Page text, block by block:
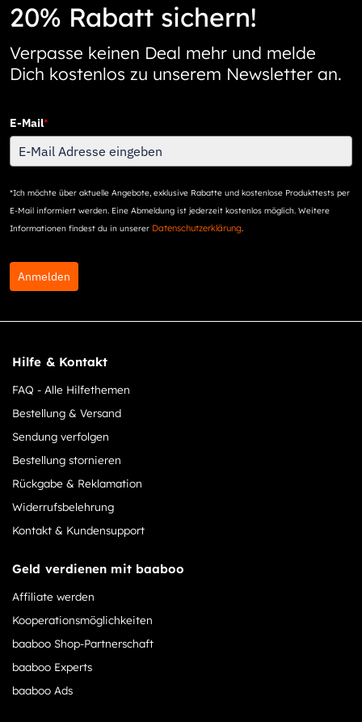
20% Rabatt sichern!
Verpasse keinen Deal mehr und melde
Dich kostenlos zu unserem Newsletter an.
E-Mail*
*Ich möchte über aktuelle Angebote, exklusive Rabatte und kostenlose Produkttests per
E-Mail informiert werden. Eine Abmeldung ist jederzeit kostenlos möglich. Weitere
Informationen findest du in unserer Datenschutzerklärung.
Anmelden
Hilfe & Kontakt
FAQ - Alle Hilfethemen
Bestellung & Versand
Sendung verfolgen
Bestellung stornieren
Rückgabe & Reklamation
Widerrufsbelehrung
Kontakt & Kundensupport
Geld verdienen mit baaboo
Affiliate werden
Kooperationsmöglichkeiten
baaboo Shop-Partnerschaft
baaboo Experts
baaboo Ads